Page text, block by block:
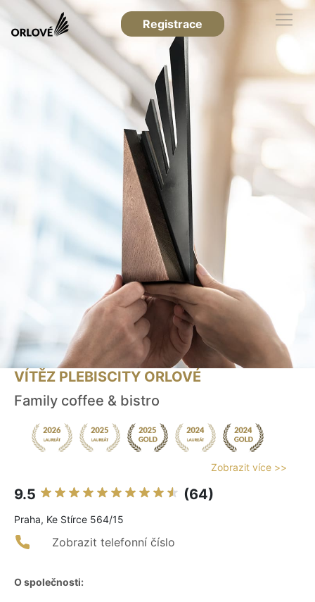
Registrace
VÍTĚZ PLEBISCITY ORLOVÉ
Family coffee & bistro
Zobrazit více >>
9.5 (64)
Praha, Ke Stírce 564/15
Zobrazit telefonní číslo
O společnosti: